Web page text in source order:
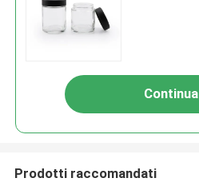
Continua
Prodotti raccomandati